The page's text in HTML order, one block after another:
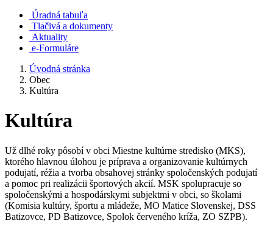
Úradná tabuľa
Tlačivá a dokumenty
Aktuality
e-Formuláre
Úvodná stránka
Obec
Kultúra
Kultúra
Už dlhé roky pôsobí v obci Miestne kultúrne stredisko (MKS),
ktorého hlavnou úlohou je príprava a organizovanie kultúrnych
podujatí, réžia a tvorba obsahovej stránky spoločenských podujatí
a pomoc pri realizácii športových akcií. MSK spolupracuje so
spoločenskými a hospodárskymi subjektmi v obci, so školami
(Komisia kultúry, športu a mládeže, MO Matice Slovenskej, DSS
Batizovce, PD Batizovce, Spolok červeného kríža, ZO SZPB).